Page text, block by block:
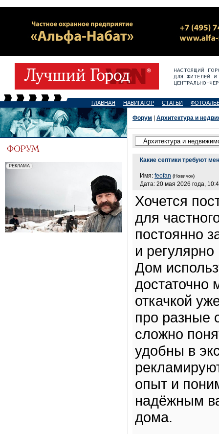
ГЛАВНАЯ НАВИГАТОР СТАТЬИ
Форум Архитектура и
Какие септики требуют
Имя: feofan (Новичок)
Дата: 20 мая 2026 года,
Хочется
для
постоянно
и
Дом
достаточно
откачкой
про разные
сложно
удобны в
опыт и
надёжным
дома.